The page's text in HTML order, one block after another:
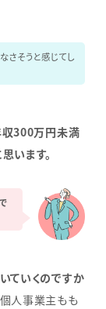
さそうと感じてし
300万円未満
います。
ていくのですか
人事業主もも